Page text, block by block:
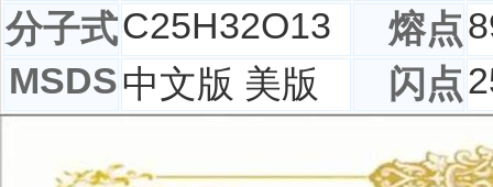
分子式C25H32O13 熔点
MSDS中文版 美版 闪点